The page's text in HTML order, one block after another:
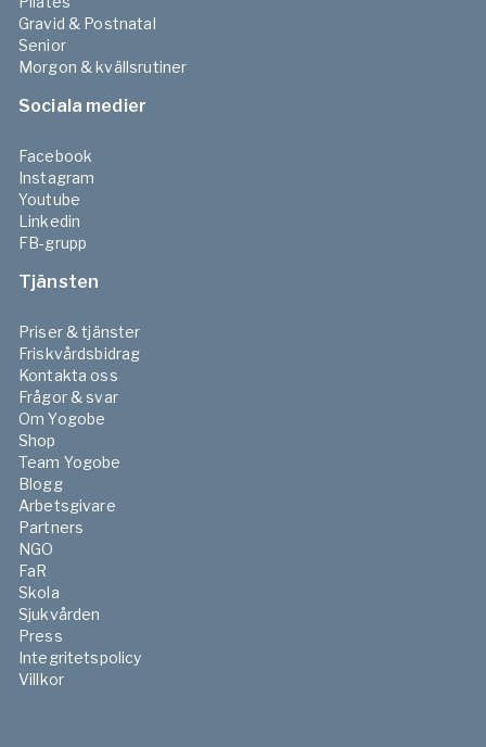
Gravid & Postnatal
Senior
Morgon & kvällsrutiner
Sociala medier
Facebook
Instagram
Youtube
Linkedin
FB-grupp
Tjänsten
Priser & tjänster
Friskvårdsbidrag
Kontakta oss
Frågor & svar
Om Yogobe
Shop
Team Yogobe
Blogg
Arbetsgivare
Partners
NGO
FaR
Skola
Sjukvården
Press
Integritetspolicy
Villkor